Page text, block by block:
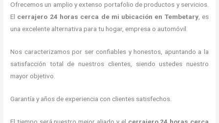
Ofrecemos un amplio y extenso portafolio de productos y servicios.
El cerrajero 24 horas cerca de mi ubicación en Tembetary, es
una excelente alternativa para tu hogar, empresa o automóvil.
Nos caracterizamos por ser confiables y honestos, apuntando a la
satisfacción total de nuestros clientes, siendo ustedes nuestro
mayor objetivo.
Garantía y años de experiencia con clientes satisfechos.